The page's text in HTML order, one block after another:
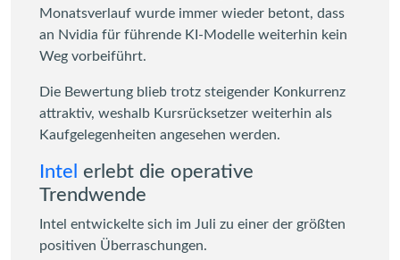
Monatsverlauf wurde immer wieder betont, dass
an Nvidia für führende KI-Modelle weiterhin kein
Weg vorbeiführt.
Die Bewertung blieb trotz steigender Konkurrenz
attraktiv, weshalb Kursrücksetzer weiterhin als
Kaufgelegenheiten angesehen werden.
Intel erlebt die operative
Trendwende
Intel entwickelte sich im Juli zu einer der größten
positiven Überraschungen.